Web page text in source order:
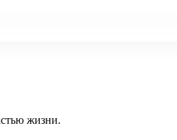
жизни.